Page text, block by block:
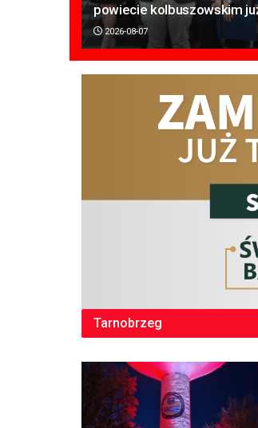
powiecie kolbuszowskim
2026-08-07
Tarnobrzeg